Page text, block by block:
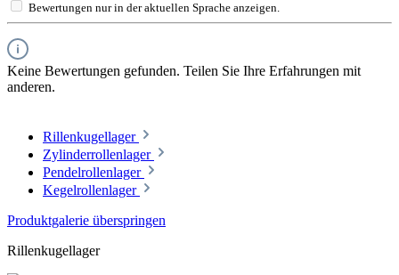
Bewertungen nur in der aktuellen Sprache anzeigen.
Keine Bewertungen gefunden. Teilen Sie Ihre Erfahrungen mit
anderen.
Rillenkugellager
Zylinderrollenlager
Pendelrollenlager
Kegelrollenlager
Produktgalerie überspringen
Rillenkugellager